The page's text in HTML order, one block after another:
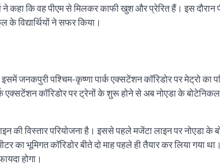
ने कहा कि वह पीएम से मिलकर काफी खुश और प्रेरित हैं। इस दौरान
विद्यार्थियों ने सफर किया।
इसमें जनकपुरी पश्चिम-कृष्णा पार्क एक्सटेंशन कॉरिडोर पर मेट्रो
एक्सटेंशन कॉरिडोर पर ट्रेनों के शुरू होने से अब नोएडा के बोटेनिकल
की विस्तार परियोजना है। इससे पहले मजेंटा लाइन पर नोएडा के
भूमिगत कॉरिडोर बीते दो माह पहले ही तैयार कर लिया गया
होगा।